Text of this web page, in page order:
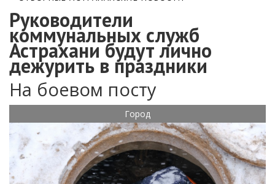
Руководители
коммунальных служб
Астрахани будут лично
дежурить в праздники
На боевом посту
Город